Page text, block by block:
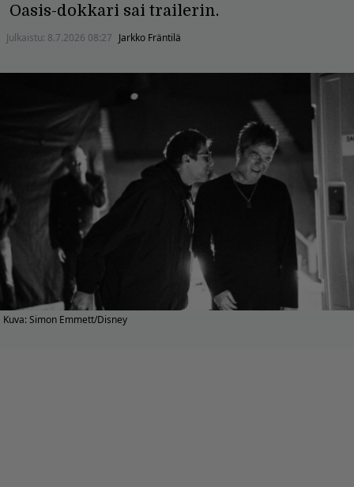
Oasis-dokkari sai trailerin.
Julkaistu: 8.7.2026 08:27 Jarkko Fräntilä
Kuva: Simon Emmett/Disney